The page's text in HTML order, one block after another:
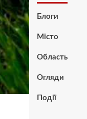
Блоги
Місто
Область
Огляди
Події